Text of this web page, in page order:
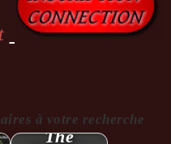
à votre recherche
The